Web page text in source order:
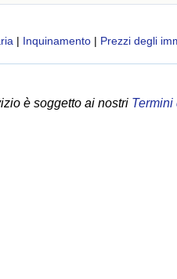
| Inquinamento | Prezzi degli
è soggetto ai nostri Termini